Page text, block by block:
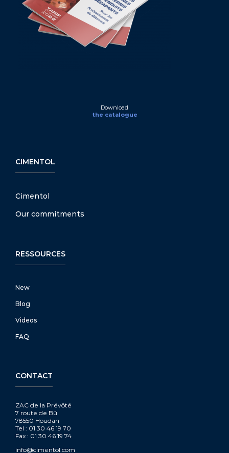
Download
the catalogue
CIMENTOL
Cimentol
Our commitments
RESSOURCES
New
Blog
Videos
FAQ
CONTACT
ZAC de la Prévôté
7 route de Bû
78550 Houdan
Tel : 01 30 46 19 70
Fax : 01 30 46 19 74
info@cimentol.com